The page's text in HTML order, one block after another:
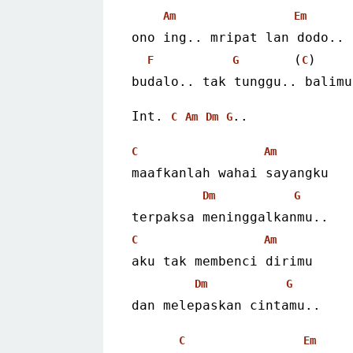
Am Em
ono ing.. mripat lan dodo..
F G
       (
C)
budalo.. tak tunggu..
Int. C Am Dm G..
C Am
maafkanlah wahai sayangku
Dm G
terpaksa meninggalkanmu..
C Am
aku tak membenci dirimu
Dm G
dan melepaskan cintamu..
C Em